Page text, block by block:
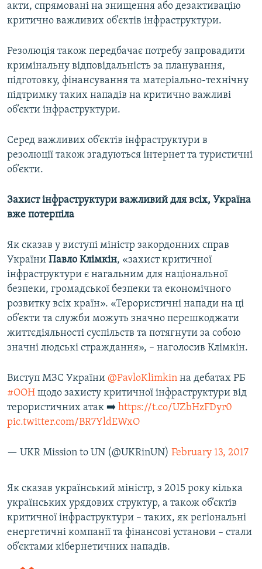
акти, спрямовані на знищення або дезактивацію
критично важливих об’єктів інфраструктури.
Резолюція також передбачає потребу запровадити
кримінальну відповідальність за планування,
підготовку, фінансування та матеріально-технічну
підтримку таких нападів на критично важливі
об’єкти інфраструктури.
Серед важливих об’єктів інфраструктури в
резолюції також згадуються інтернет та туристичні
об’єкти.
Захист інфраструктури важливий для всіх, Україна
вже потерпіла
Як сказав у виступі міністр закордонних справ
України Павло Клімкін, «захист критичної
інфраструктури є нагальним для національної
безпеки, громадської безпеки та економічного
розвитку всіх країн». «Терористичні напади на ці
об’єкти та служби можуть значно перешкоджати
життєдіяльності суспільств та потягнути за собою
значні людські страждання», – наголосив Клімкін.
Виступ МЗС України @PavloKlimkin на дебатах РБ
#ООН щодо захисту критичної інфраструктури від
терористичних атак ➡️ https://t.co/UZbHzFDyr0
pic.twitter.com/BR7YldEWxO
— UKR Mission to UN (@UKRinUN) February 13, 2017
Як сказав український міністр, з 2015 року кілька
українських урядових структур, а також об’єктів
критичної інфраструктури – таких, як регіональні
енергетичні компанії та фінансові установи – стали
об’єктами кібернетичних нападів.